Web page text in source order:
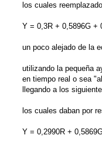
los cuales
Y = 0,3R + 0,5896G +
un poco alejado de la
utilizando la pequeña
en tiempo real o sea
llegando a los
los cuales daban por
Y = 0,2990R +